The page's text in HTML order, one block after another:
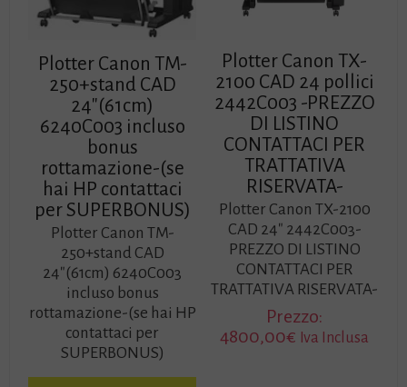
Plotter Canon TM-
250+stand CAD
24″(61cm)
6240C003 incluso
bonus
rottamazione-(se
hai HP contattaci
per SUPERBONUS)
Plotter Canon TM-
250+stand CAD
24″(61cm) 6240C003
incluso bonus
rottamazione-(se hai HP
contattaci per
SUPERBONUS)
Plotter Canon TX-
2100 CAD 24 pollici
2442C003 -PREZZO
DI LISTINO
CONTATTACI PER
TRATTATIVA
RISERVATA-
Plotter Canon TX-2100
CAD 24″ 2442C003-
PREZZO DI LISTINO
CONTATTACI PER
TRATTATIVA RISERVATA-
Prezzo:
4800,00€ Iva Inclusa